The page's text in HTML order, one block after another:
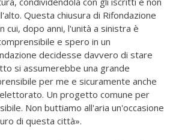
Questa chiusura di Rifondazione
cui, dopo anni, l'unità a sinistra è
e spero in un
decidesse davvero di stare
si assumerebbe una grande
per me e sicuramente anche
Un progetto comune per
Non buttiamo all'aria un'occasione
di questa città».